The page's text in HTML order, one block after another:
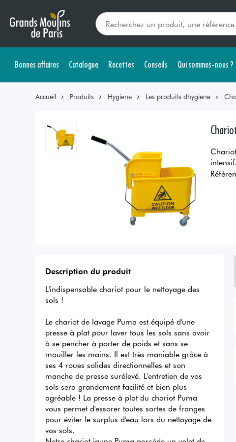
Bonnes affaires Catalogue Recettes Conseils Qui sommes-nous ?
Accueil Produits Hygiene Les produits dhygiene
intensif.
Description du produit
L'indispensable chariot pour le nettoyage des
sols !
Le chariot de lavage Puma est équipé d'une
presse à plat pour laver tous les sols sans avoir
à se pencher à porter de poids et sans se
mouiller les mains. Il est très maniable grâce à
ses 4 roues solides directionnelles et son
manche de presse surélevé. L'entretien de vos
sols sera grandement facilité et bien plus
agréable ! La presse à plat du chariot Puma
vous permet d'essorer toutes sortes de franges
pour éviter le surplus d'eau lors du nettoyage de
vos sols.